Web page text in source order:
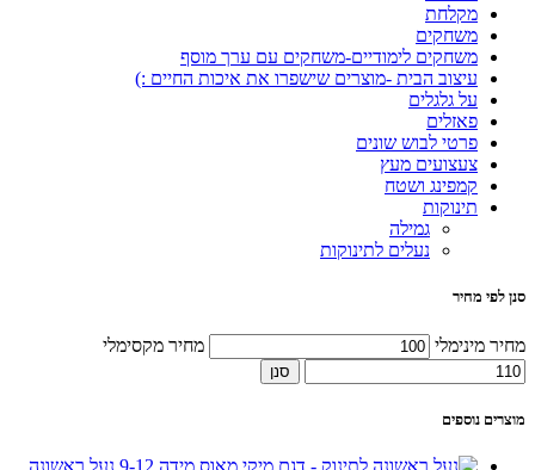
מקלחת
משחקים
משחקים לימודיים-משחקים עם ערך מוסף
עיצוב הבית -מוצרים שישפרו את איכות החיים :)
על גלגלים
פאזלים
פרטי לבוש שונים
צעצועים מעץ
קמפינג ושטח
תינוקות
גמילה
נעלים לתינוקות
סנן לפי מחיר
מחיר מינימלי מחיר מקסימלי
סנן
מוצרים נוספים
נעל ראשונה